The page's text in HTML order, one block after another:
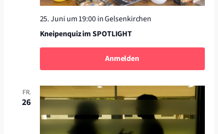
25. Juni um 19:00in Gelsenkirchen
Kneipenquiz im SPOTLIGHT
Anmelden
FR.
26